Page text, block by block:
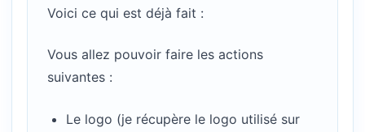
Voici ce qui est déjà fait :
Vous allez pouvoir faire les actions
suivantes :
Le logo (je récupère le logo utilisé sur